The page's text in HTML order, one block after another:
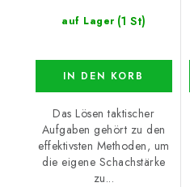
auf Lager (1 St)
IN DEN KORB
Das Lösen taktischer
Aufgaben gehört zu den
effektivsten Methoden, um
die eigene Schachstärke
zu...